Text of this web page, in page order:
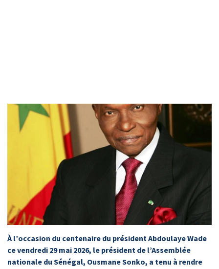
À l’occasion du centenaire du président Abdoulaye Wade
ce vendredi 29 mai 2026, le président de l’Assemblée
nationale du Sénégal, Ousmane Sonko, a tenu à rendre